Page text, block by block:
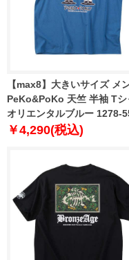
【max8】大きいサイズ メ
PeKo&PoKo 天竺 半袖 Tシ
オリエンタルブルー 1278-
2 3L 4L 5L 6L 8L
￥4,290(税込)